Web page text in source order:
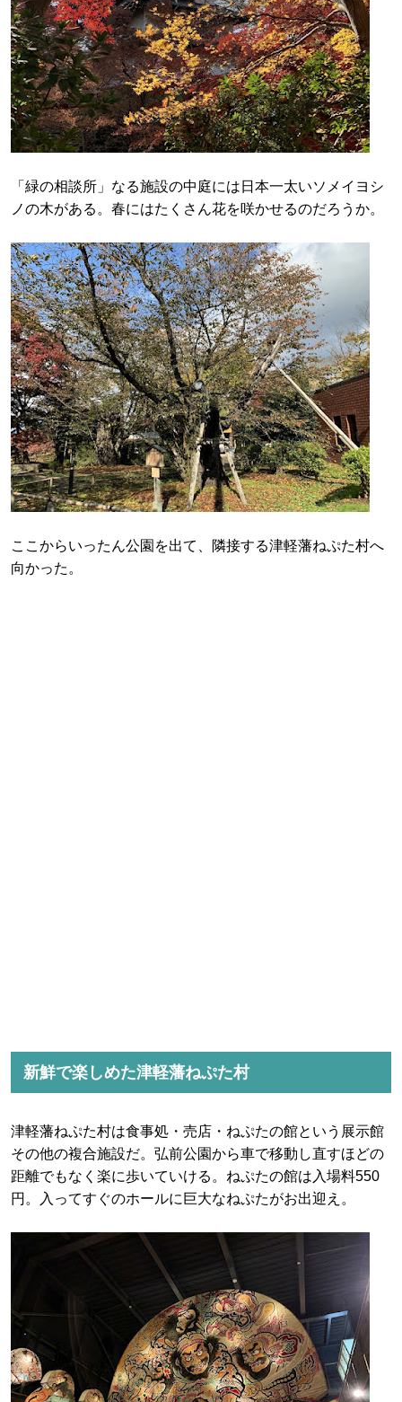
「緑の相談所」なる施設の中庭には日本一太いソメイヨシ
ノの木がある。春にはたくさん花を咲かせるのだろうか。
ここからいったん公園を出て、隣接する津軽藩ねぷた村へ
向かった。
新鮮で楽しめた津軽藩ねぷた村
津軽藩ねぷた村は食事処・売店・ねぷたの館という展示館
その他の複合施設だ。弘前公園から車で移動し直すほどの
距離でもなく楽に歩いていける。ねぷたの館は入場料550
円。入ってすぐのホールに巨大なねぷたがお出迎え。